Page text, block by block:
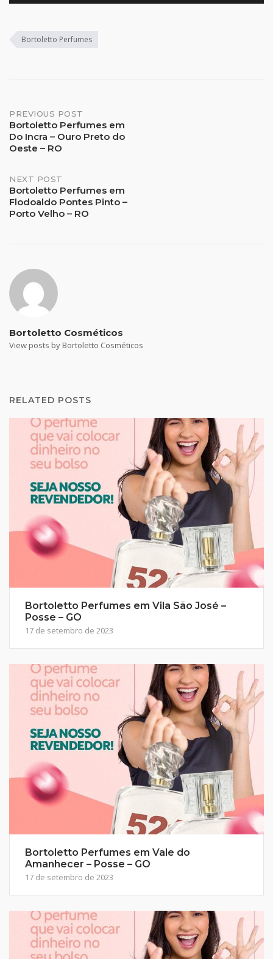
Bortoletto Perfumes
Post
navigation
PREVIOUS POST
Bortoletto Perfumes em
Do Incra – Ouro Preto do
Oeste – RO
NEXT POST
Bortoletto Perfumes em
Flodoaldo Pontes Pinto –
Porto Velho – RO
Bortoletto Cosméticos
View posts by Bortoletto Cosméticos
RELATED POSTS
Bortoletto Perfumes em Vila São José –
Posse – GO
17 de setembro de 2023
Bortoletto Perfumes em Vale do
Amanhecer – Posse – GO
17 de setembro de 2023